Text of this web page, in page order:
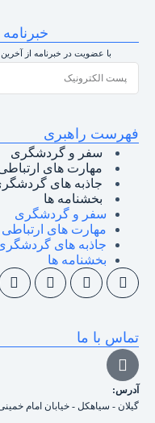
با عضویت در خبرنامه از آخرین
فهرست راهبری
سفر و گردشگری
مهارت های
جاذبه های
بخشنامه ها
سفر و گردشگری
مهارت های ارتباطی
جاذبه های
بخشنامه ها
تماس با ما
آدرس:
گیلان - سیاهکل - خیابان امام